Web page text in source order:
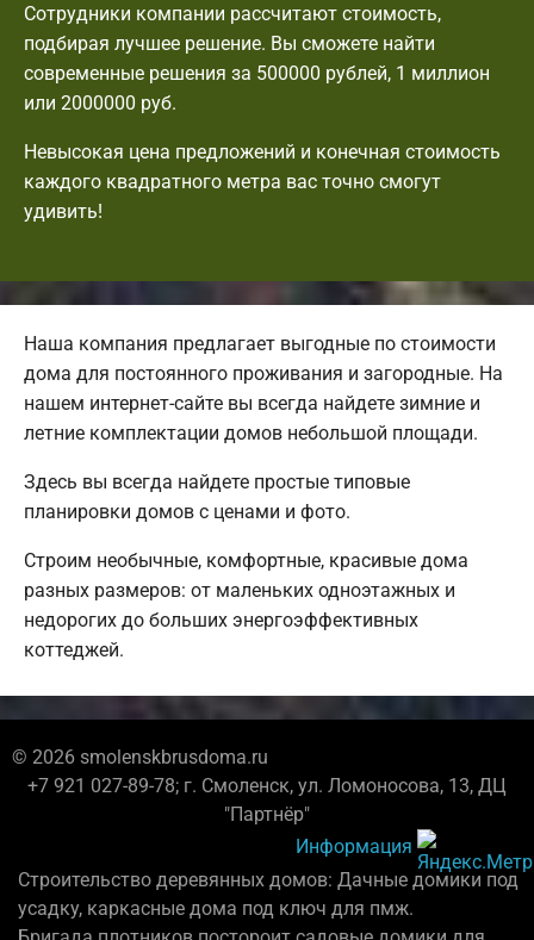
Сотрудники компании рассчитают стоимость,
подбирая лучшее решение. Вы сможете найти
современные решения за 500000 рублей, 1 миллион
или 2000000 руб.
Невысокая цена предложений и конечная стоимость
каждого квадратного метра вас точно смогут
удивить!
Наша компания предлагает выгодные по стоимости
дома для постоянного проживания и загородные. На
нашем интернет-сайте вы всегда найдете зимние и
летние комплектации домов небольшой площади.
Здесь вы всегда найдете простые типовые
планировки домов с ценами и фото.
Строим необычные, комфортные, красивые дома
разных размеров: от маленьких одноэтажных и
недорогих до больших энергоэффективных
коттеджей.
© 2026 smolenskbrusdoma.ru
+7 921 027-89-78; г. Смоленск, ул. Ломоносова, 13, ДЦ
"Партнёр"
Информация
Строительство деревянных домов: Дачные домики под
усадку, каркасные дома под ключ для пмж.